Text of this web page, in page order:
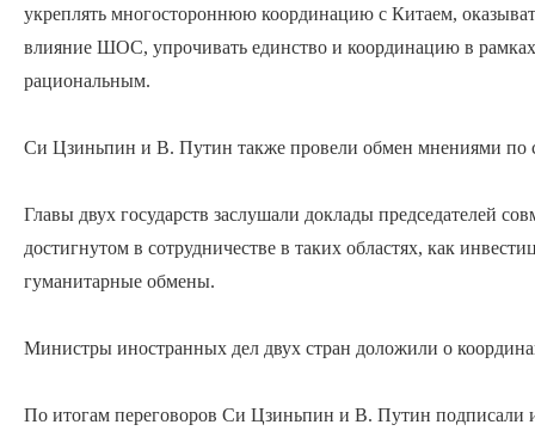
укреплять многостороннюю координацию с Китаем,
влияние ШОС, упрочивать единство и координацию в
рациональным.
Си Цзиньпин и В. Путин также провели обмен мнениями
Главы двух государств заслушали доклады председателей
достигнутом в сотрудничестве в таких областях, как
гуманитарные обмены.
Министры иностранных дел двух стран доложили о
По итогам переговоров Си Цзиньпин и В. Путин подписали и